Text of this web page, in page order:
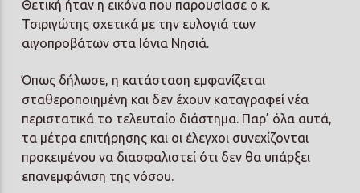
Θετική ήταν η εικόνα που παρουσίασε ο κ.
Τσιριγώτης σχετικά με την ευλογιά των
αιγοπροβάτων στα Ιόνια Νησιά.
Όπως δήλωσε, η κατάσταση εμφανίζεται
σταθεροποιημένη και δεν έχουν καταγραφεί νέα
περιστατικά το τελευταίο διάστημα. Παρ’ όλα αυτά,
τα μέτρα επιτήρησης και οι έλεγχοι συνεχίζονται
προκειμένου να διασφαλιστεί ότι δεν θα υπάρξει
επανεμφάνιση της νόσου.